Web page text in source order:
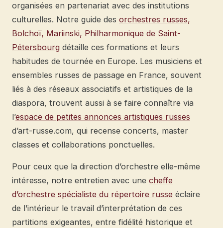
organisées en partenariat avec des institutions
culturelles. Notre guide des orchestres russes,
Bolchoï, Mariinski, Philharmonique de Saint-
Pétersbourg détaille ces formations et leurs
habitudes de tournée en Europe. Les musiciens et
ensembles russes de passage en France, souvent
liés à des réseaux associatifs et artistiques de la
diaspora, trouvent aussi à se faire connaître via
l’espace de petites annonces artistiques russes
d’art-russe.com, qui recense concerts, master
classes et collaborations ponctuelles.
Pour ceux que la direction d’orchestre elle-même
intéresse, notre entretien avec une cheffe
d’orchestre spécialiste du répertoire russe éclaire
de l’intérieur le travail d’interprétation de ces
partitions exigeantes, entre fidélité historique et